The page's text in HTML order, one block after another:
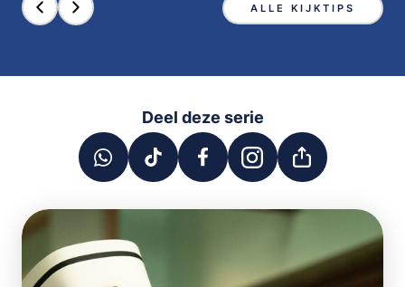
ALLE KIJKTIPS
Deel deze serie